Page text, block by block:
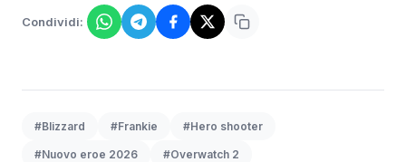
Condividi:
#Blizzard #Frankie #Hero shooter
#Nuovo eroe 2026 #Overwatch 2